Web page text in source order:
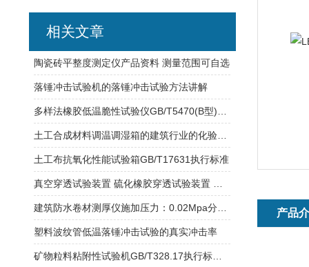
产品
相关文章
陶瓷砖平整度测定仪产品资料 测量范围可自选
落锤冲击试验机的落锤冲击试验方法讲解
土工布抗氧化性能试验箱GB/T17631执行标准
塑料波纹管低温落锤冲击试验的真实冲击率